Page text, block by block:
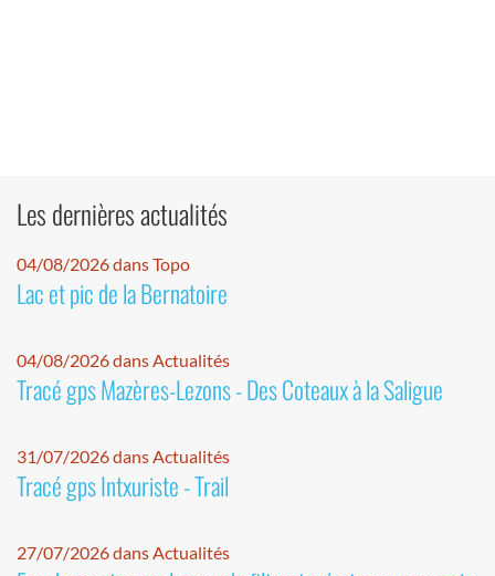
Les dernières actualités
04/08/2026 dans Topo
Lac et pic de la Bernatoire
04/08/2026 dans Actualités
Tracé gps Mazères-Lezons - Des Coteaux à la Saligue
31/07/2026 dans Actualités
Tracé gps Intxuriste - Trail
27/07/2026 dans Actualités